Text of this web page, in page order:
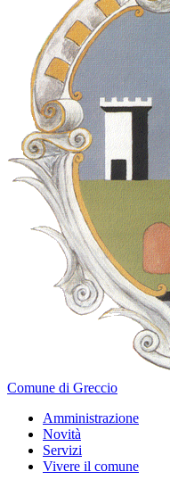
Comune di Greccio
Amministrazione
Novità
Servizi
Vivere il comune